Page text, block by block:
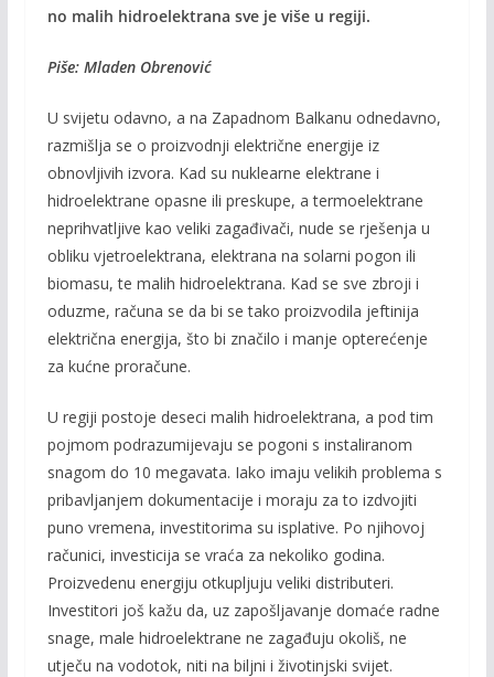
no malih hidroelektrana sve je više u regiji.
Piše: Mladen Obrenović
U svijetu odavno, a na Zapadnom Balkanu odnedavno,
razmišlja se o proizvodnji električne energije iz
obnovljivih izvora. Kad su nuklearne elektrane i
hidroelektrane opasne ili preskupe, a termoelektrane
neprihvatljive kao veliki zagađivači, nude se rješenja u
obliku vjetroelektrana, elektrana na solarni pogon ili
biomasu, te malih hidroelektrana. Kad se sve zbroji i
oduzme, računa se da bi se tako proizvodila jeftinija
električna energija, što bi značilo i manje opterećenje
za kućne proračune.
U regiji postoje deseci malih hidroelektrana, a pod tim
pojmom podrazumijevaju se pogoni s instaliranom
snagom do 10 megavata. Iako imaju velikih problema s
pribavljanjem dokumentacije i moraju za to izdvojiti
puno vremena, investitorima su isplative. Po njihovoj
računici, investicija se vraća za nekoliko godina.
Proizvedenu energiju otkupljuju veliki distributeri.
Investitori još kažu da, uz zapošljavanje domaće radne
snage, male hidroelektrane ne zagađuju okoliš, ne
utječu na vodotok, niti na biljni i životinjski svijet.